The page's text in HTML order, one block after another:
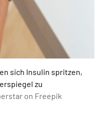
sich Insulin spritzen,
zu
on Freepik